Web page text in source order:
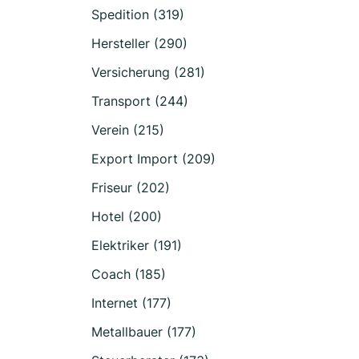
Spedition (319)
Hersteller (290)
Versicherung (281)
Transport (244)
Verein (215)
Export Import (209)
Friseur (202)
Hotel (200)
Elektriker (191)
Coach (185)
Internet (177)
Metallbauer (177)